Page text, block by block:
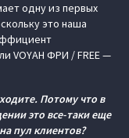
одну из первых
это наша
VOYAH ФРИ / FREE —
Потому что в
это все-таки еще
пул клиентов?